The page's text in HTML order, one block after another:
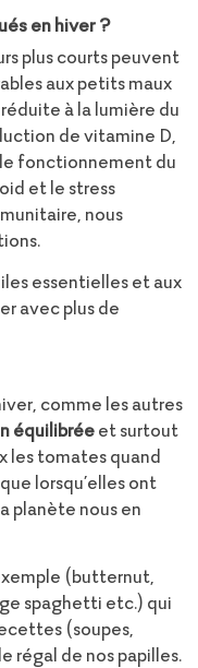
en hiver ?
plus courts peuvent
aux petits maux
à la lumière du
de vitamine D,
fonctionnement du
et le stress
nous
essentielles et aux
avec plus de
comme les autres
équilibréeet surtout
les tomates quand
lorsqu’elles ont
planète nous en
(butternut,
spaghetti etc.) qui
(soupes,
régal de nos papilles.